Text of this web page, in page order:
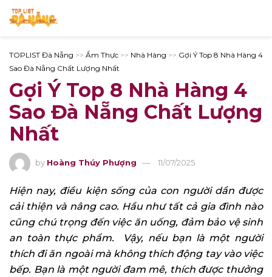
TOPLIST Đà Nẵng >> Ẩm Thực >> Nhà Hàng >> Gợi Ý Top 8 Nhà Hàng 4
Sao Đà Nẵng Chất Lượng Nhất
Gợi Ý Top 8 Nhà Hàng 4
Sao Đà Nẵng Chất Lượng
Nhất
by Hoàng Thúy Phượng 11/07/2025
Hiện nay, điều kiện sống của con người dần được
cải thiện và nâng cao. Hầu như tất cả gia đình nào
cũng chú trọng đến việc ăn uống, đảm bảo vệ sinh
an toàn thực phẩm. Vậy, nếu bạn là một người
thích đi ăn ngoài mà không thích động tay vào việc
bếp. Bạn là một người đam mê, thích được thưởng